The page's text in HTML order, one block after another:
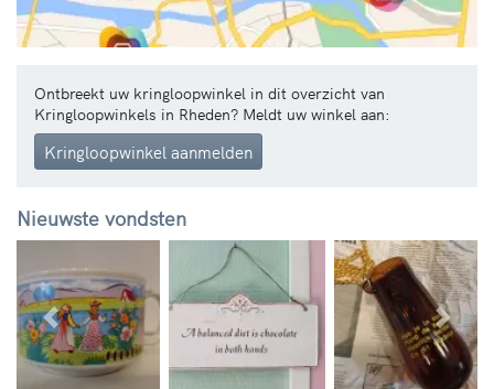
Ontbreekt uw kringloopwinkel in dit overzicht van
Kringloopwinkels in Rheden? Meldt uw winkel aan:
Kringloopwinkel aanmelden
Nieuwste vondsten
Vorige